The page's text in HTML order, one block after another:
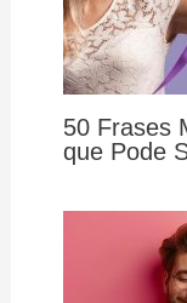
50 Frases
que Pode